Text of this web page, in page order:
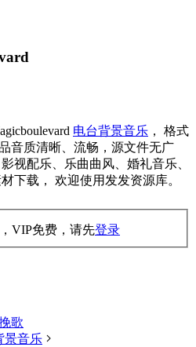
电台背景音乐 ， 格式
音质清晰、流畅，源文件无广
视配乐、乐曲曲风、婚礼音乐、
下载， 欢迎使用发发资源库。
VIP免费，请先登录
歌
景音乐